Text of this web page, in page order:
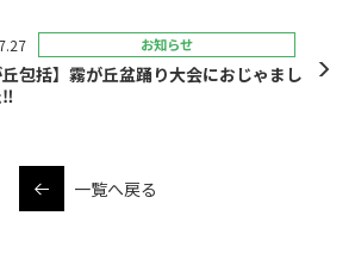
お知らせ
丘包括】霧が丘盆踊り大会におじゃまし
一覧へ戻る